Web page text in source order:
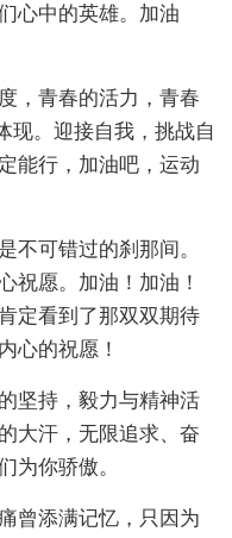
心中的英雄。加油
，青春的活力，青春
现。迎接自我，挑战自
能行，加油吧，运动
不可错过的刹那间。
祝愿。加油！加油！
定看到了那双双期待
心的祝愿！
坚持，毅力与精神活
大汗，无限追求、奋
为你骄傲。
曾添满记忆，只因为